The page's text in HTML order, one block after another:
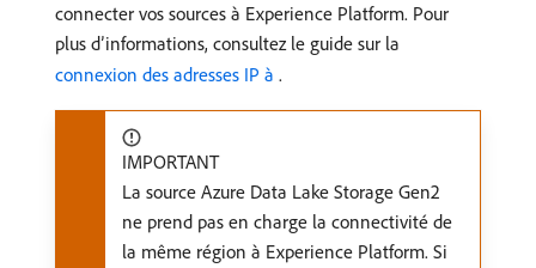
connecter vos sources à Experience Platform. Pour
plus d’informations, consultez le guide sur la
connexion des adresses IP à ​ .
IMPORTANT
La source Azure Data Lake Storage Gen2
ne prend pas en charge la connectivité de
la même région à Experience Platform. Si